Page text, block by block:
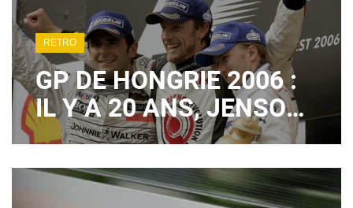
RETRO
GP DE HONGRIE 2006 :
IL Y A 20 ANS, JENSON
BUTTON SIGNAIT UN
1ER SUCCÈS EN F1
TOTALEMENT FOU !